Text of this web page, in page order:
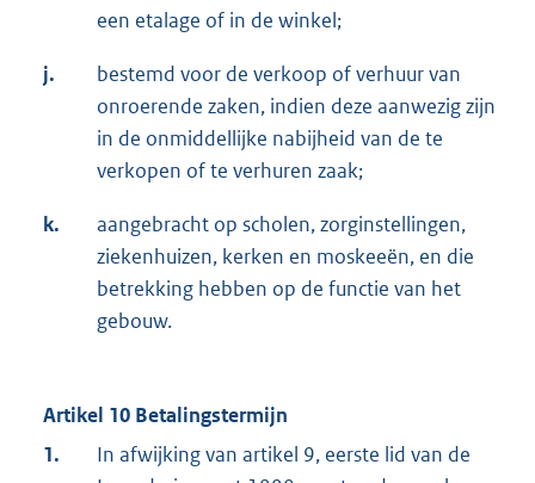
een etalage of in de winkel;
j.
bestemd voor de verkoop of verhuur van
onroerende zaken, indien deze aanwezig zijn
in de onmiddellijke nabijheid van de te
verkopen of te verhuren zaak;
k.
aangebracht op scholen, zorginstellingen,
ziekenhuizen, kerken en moskeeën, en die
betrekking hebben op de functie van het
gebouw.
Artikel 10 Betalingstermijn
1.
In afwijking van artikel 9, eerste lid van de